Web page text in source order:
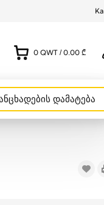
Ka
0 QWT / 0.00 ₾
დამატება